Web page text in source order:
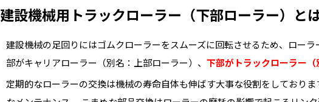
建設機械用トラックローラー（下部ローラー）と
建設機械の足回りにはゴムクローラーをスムーズに回転させるため、ロー
部がキャリアローラー（別名：上部ローラー）、 下部がトラックローラー（
定期的なローラーの交換は機械の寿命自体も伸ばす大事な役割をしており